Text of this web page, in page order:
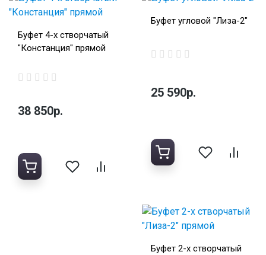
Буфет 4-х створчатый
"Констанция" прямой
38 850р.
Буфет угловой "Лиза-2"
25 590р.
Буфет 2-х створчатый